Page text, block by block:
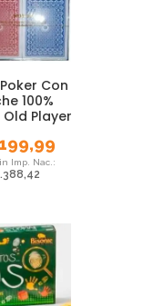
Con
100%
Player